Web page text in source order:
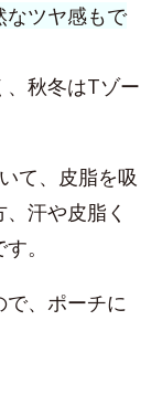
なツヤ感もで
、秋冬はTゾー
て、皮脂を吸
汗や皮脂く
。
、ポーチに